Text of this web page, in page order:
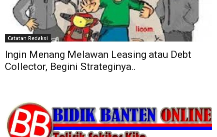
Catatan Redaksi
Ingin Menang Melawan Leasing atau Debt
Collector, Begini Strateginya..